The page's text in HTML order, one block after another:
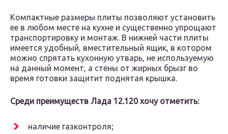
Компактные размеры плиты позволяют установить
ее в любом месте на кухне и существенно упрощают
транспортировку и монтаж. В нижней части плиты
имеется удобный, вместительный ящик, в котором
можно спрятать кухонную утварь, не используемую
на данный момент, а стены от жирных брызг во
время готовки защитит поднятая крышка.
Среди преимуществ Лада 12.120 хочу отметить:
наличие газконтроля;